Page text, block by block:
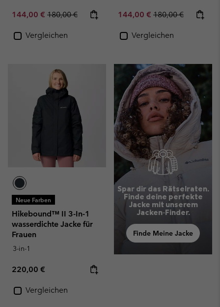
Sale price:
144,00 € Regular price:
180,00 €
Vergleichen
Sale price:
144,00 € Regular price:
180,00 €
Vergleichen
Neue Farben
Hikebound™ II 3-In-1
wasserdichte Jacke für
Frauen
3-in-1
Regular price:
220,00 €
Vergleichen
Spar dir das Rätselraten.
Finde deine perfekte
Jacke mit unserem
Jacken‑Finder.
Finde Meine Jacke